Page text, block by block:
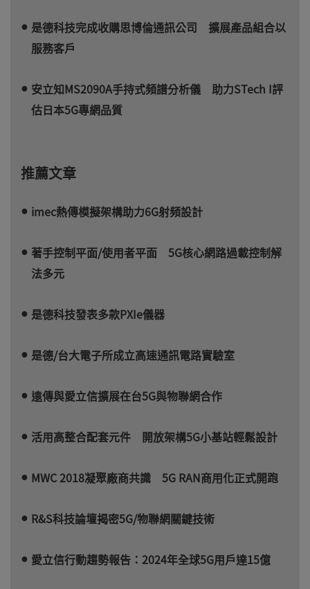
是德科技完成收購思博倫通訊公司 擴展產品組合以
服務客戶
安立知MS2090A手持式頻譜分析儀 助力STech I評
估日本5G專網品質
推薦文章
imec熱傳模擬架構助力6G射頻設計
著手控制平面/使用者平面 5G核心網路過載控制解
法多元
是德科技發表多款PXIe儀器
是德/台大電子所成立高速通訊電路實驗室
遠傳與愛立信擴展在台5G與物聯網合作
活用高整合配套元件 開放架構5G小基站輕鬆設計
MWC 2018凝聚廠商共識 5G RAN商用化正式開跑
R&S科技論壇揭密5G/物聯網關鍵技術
愛立信行動趨勢報告：2024年全球5G用戶達15億